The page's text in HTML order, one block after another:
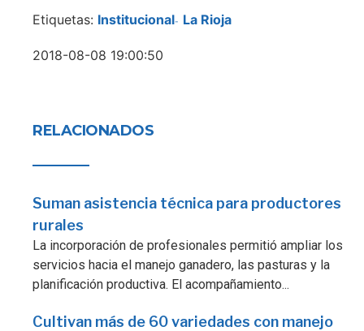
Etiquetas: Institucional- La Rioja
2018-08-08 19:00:50
RELACIONADOS
Suman asistencia técnica para productores
rurales
La incorporación de profesionales permitió ampliar los
servicios hacia el manejo ganadero, las pasturas y la
planificación productiva. El acompañamiento...
Cultivan más de 60 variedades con manejo